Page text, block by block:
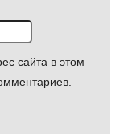
сайта в этом